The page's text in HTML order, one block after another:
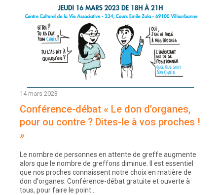
14 mars 2023
Conférence-débat « Le don d’organes,
pour ou contre ? Dites-le à vos proches !
»
Le nombre de personnes en attente de greffe augmente
alors que le nombre de greffons diminue. Il est essentiel
que nos proches connaissent notre choix en matière de
don d'organes. Conférence-débat gratuite et ouverte à
tous, pour faire le point...